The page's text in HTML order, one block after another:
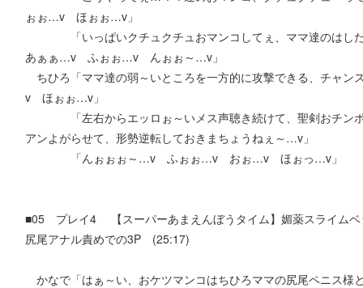
ぉぉ…v ほぉぉ…v」
「いっぱいクチュクチュおマンコしてぇ、ママ達のはし
あぁぁ…v ふぉぉ…v んぉぉ～…v」
ちひろ「ママ達の弱～いところを一方的に攻撃できる、チ
v ほぉぉ…v」
「左右からエッロぉ～いメス声聴き続けて、聖剣おチンポ
アンよがらせて、形勢逆転しておきまちょうねぇ～…v」
「んぉぉぉ～…v ふぉぉ…v おぉ…v ほぉっ…v」
■05 プレイ4 【スーパーあまえんぼうタイム】媚薬スライムベ
尻尾アナル責めでの3P (25:17)
かなで「はぁ～い、おケツマンコはちひろママの尻尾ペニス様